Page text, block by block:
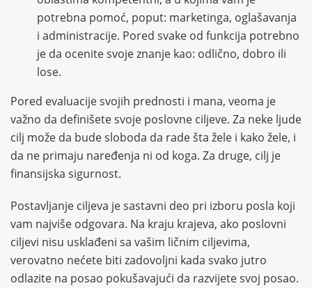
potrebna pomoć, poput: marketinga, oglašavanja
i administracije. Pored svake od funkcija potrebno
je da ocenite svoje znanje kao: odlično, dobro ili
lose.
Pored evaluacije svojih prednosti i mana, veoma je
važno da definišete svoje poslovne ciljeve. Za neke ljude
cilj može da bude sloboda da rade šta žele i kako žele, i
da ne primaju naređenja ni od koga. Za druge, cilj je
finansijska sigurnost.
Postavljanje ciljeva je sastavni deo pri izboru posla koji
vam najviše odgovara. Na kraju krajeva, ako poslovni
ciljevi nisu usklađeni sa vašim ličnim ciljevima,
verovatno nećete biti zadovoljni kada svako jutro
odlazite na posao pokušavajući da razvijete svoj posao.